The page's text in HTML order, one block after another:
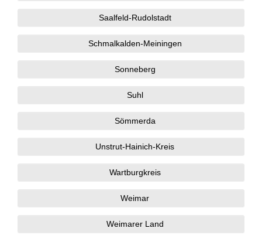
Saalfeld-Rudolstadt
Schmalkalden-Meiningen
Sonneberg
Suhl
Sömmerda
Unstrut-Hainich-Kreis
Wartburgkreis
Weimar
Weimarer Land